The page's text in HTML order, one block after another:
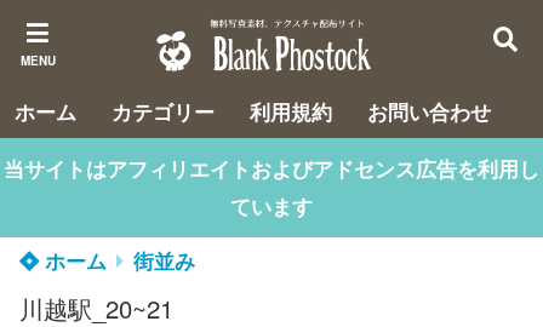
MENU
ホーム カテゴリー 利用規約
お問い合わせ
当サイトはアフィリエイトおよびアドセンス広告を利用し
ています
ホーム
街並み
川越駅_20~21